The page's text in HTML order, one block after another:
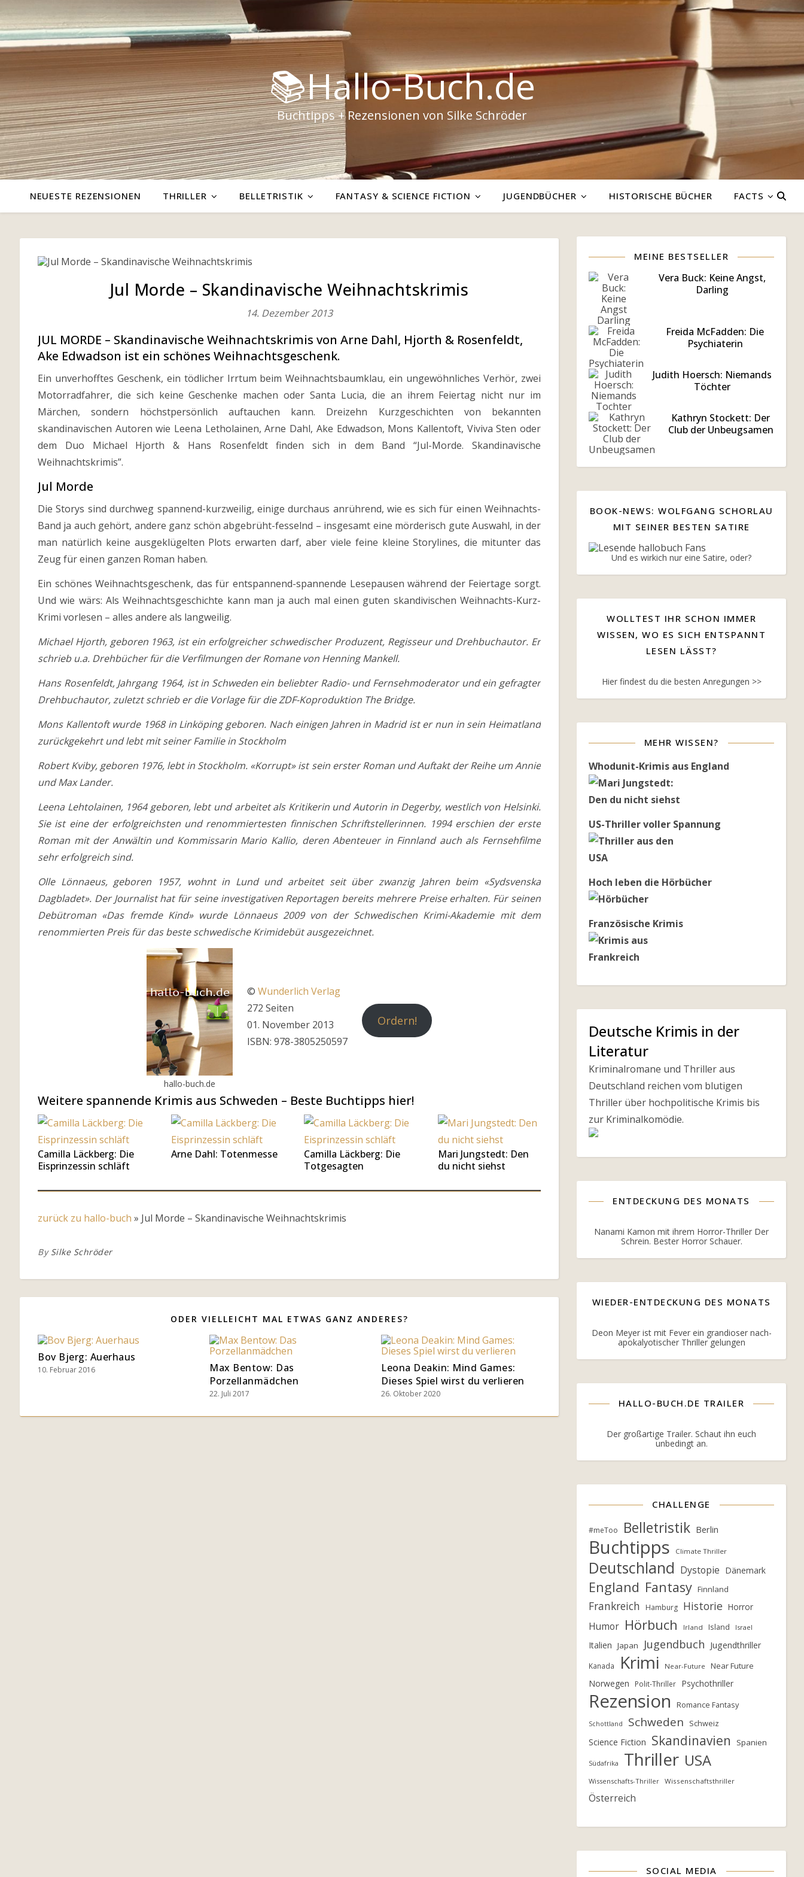
📚Hallo-Buch.de
Buchtipps + Rezensionen von Silke Schröder
NEUESTE REZENSIONEN THRILLER BELLETRISTIK FANTASY & SCIENCE FICTION JUGENDBÜCHER HISTORISCHE BÜCHER FACTS
Jul Morde – Skandinavische Weihnachtskrimis
14. Dezember 2013
JUL MORDE – Skandinavische Weihnachtskrimis von Arne Dahl, Hjorth & Rosenfeldt,
Ake Edwadson ist ein schönes Weihnachtsgeschenk.
Ein unverhofftes Geschenk, ein tödlicher Irrtum beim Weihnachtsbaumklau, ein ungewöhnliches Verhör, zwei
Motorradfahrer, die sich keine Geschenke machen oder Santa Lucia, die an ihrem Feiertag nicht nur im
Märchen, sondern höchstpersönlich auftauchen kann. Dreizehn Kurzgeschichten von bekannten
skandinavischen Autoren wie Leena Letholainen, Arne Dahl, Ake Edwadson, Mons Kallentoft, Viviva Sten oder
dem Duo Michael Hjorth & Hans Rosenfeldt finden sich in dem Band “Jul-Morde. Skandinavische
Weihnachtskrimis”.
Jul Morde
Die Storys sind durchweg spannend-kurzweilig, einige durchaus anrührend, wie es sich für einen Weihnachts-
Band ja auch gehört, andere ganz schön abgebrüht-fesselnd – insgesamt eine mörderisch gute Auswahl, in der
man natürlich keine ausgeklügelten Plots erwarten darf, aber viele feine kleine Storylines, die mitunter das
Zeug für einen ganzen Roman haben.
Ein schönes Weihnachtsgeschenk, das für entspannend-spannende Lesepausen während der Feiertage sorgt.
Und wie wärs: Als Weihnachtsgeschichte kann man ja auch mal einen guten skandivischen Weihnachts-Kurz-
Krimi vorlesen – alles andere als langweilig.
Michael Hjorth, geboren 1963, ist ein erfolgreicher schwedischer Produzent, Regisseur und Drehbuchautor. Er
schrieb u.a. Drehbücher für die Verfilmungen der Romane von Henning Mankell.
Hans Rosenfeldt, Jahrgang 1964, ist in Schweden ein beliebter Radio- und Fernsehmoderator und ein gefragter
Drehbuchautor, zuletzt schrieb er die Vorlage für die ZDF-Koproduktion The Bridge.
Mons Kallentoft wurde 1968 in Linköping geboren. Nach einigen Jahren in Madrid ist er nun in sein Heimatland
zurückgekehrt und lebt mit seiner Familie in Stockholm
Robert Kviby, geboren 1976, lebt in Stockholm. «Korrupt» ist sein erster Roman und Auftakt der Reihe um Annie
und Max Lander.
Leena Lehtolainen, 1964 geboren, lebt und arbeitet als Kritikerin und Autorin in Degerby, westlich von Helsinki.
Sie ist eine der erfolgreichsten und renommiertesten finnischen Schriftstellerinnen. 1994 erschien der erste
Roman mit der Anwältin und Kommissarin Mario Kallio, deren Abenteuer in Finnland auch als Fernsehfilme
sehr erfolgreich sind.
Olle Lönnaeus, geboren 1957, wohnt in Lund und arbeitet seit über zwanzig Jahren beim «Sydsvenska
Dagbladet». Der Journalist hat für seine investigativen Reportagen bereits mehrere Preise erhalten. Für seinen
Debütroman «Das fremde Kind» wurde Lönnaeus 2009 von der Schwedischen Krimi-Akademie mit dem
renommierten Preis für das beste schwedische Krimidebüt ausgezeichnet.
hallo-buch.de
© Wunderlich Verlag
272 Seiten
01. November 2013
ISBN: 978-3805250597
Ordern!
Weitere spannende Krimis aus Schweden – Beste Buchtipps hier!
Camilla Läckberg: Die
Eisprinzessin schläft
Arne Dahl: Totenmesse
Camilla Läckberg: Die
Totgesagten
Mari Jungstedt: Den
du nicht siehst
zurück zu hallo-buch » Jul Morde – Skandinavische Weihnachtskrimis
By Silke Schröder
ODER VIELLEICHT MAL ETWAS GANZ ANDERES?
Bov Bjerg: Auerhaus
10. Februar 2016
Max Bentow: Das
Porzellanmädchen
22. Juli 2017
Leona Deakin: Mind Games:
Dieses Spiel wirst du verlieren
26. Oktober 2020
MEINE BESTSELLER
Vera Buck: Keine Angst,
Darling
Freida McFadden: Die
Psychiaterin
Judith Hoersch: Niemands
Töchter
Kathryn Stockett: Der
Club der Unbeugsamen
BOOK-NEWS: WOLFGANG SCHORLAU
MIT SEINER BESTEN SATIRE
Und es wirkich nur eine Satire, oder?
WOLLTEST IHR SCHON IMMER
WISSEN, WO ES SICH ENTSPANNT
LESEN LÄSST?
Hier findest du die besten Anregungen >>
MEHR WISSEN?
Whodunit-Krimis aus England
US-Thriller voller Spannung
Hoch leben die Hörbücher
Französische Krimis
Deutsche Krimis in der
Literatur
Kriminalromane und Thriller aus
Deutschland reichen vom blutigen
Thriller über hochpolitische Krimis bis
zur Kriminalkomödie.
ENTDECKUNG DES MONATS
Nanami Kamon mit ihrem Horror-Thriller Der
Schrein. Bester Horror Schauer.
WIEDER-ENTDECKUNG DES MONATS
Deon Meyer ist mit Fever ein grandioser nach-
apokalyotischer Thriller gelungen
HALLO-BUCH.DE TRAILER
Der großartige Trailer. Schaut ihn euch
unbedingt an.
CHALLENGE
#meToo Belletristik Berlin
Buchtipps Climate Thriller
Deutschland Dystopie Dänemark
England Fantasy Finnland
Frankreich Hamburg Historie Horror
Humor Hörbuch Irland Island Israel
Italien Japan Jugendbuch Jugendthriller
Kanada Krimi Near-Future Near Future
Norwegen Polit-Thriller Psychothriller
Rezension Romance Fantasy
Schottland Schweden Schweiz
Science Fiction Skandinavien Spanien
Südafrika Thriller USA
Wissenschafts-Thriller Wissenschaftsthriller
Österreich
SOCIAL MEDIA